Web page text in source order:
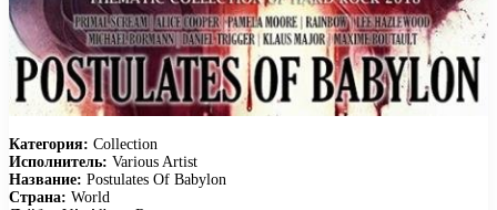
Категория: Collection
Исполнитель: Various Artist
Название: Postulates Of Babylon
Страна: World